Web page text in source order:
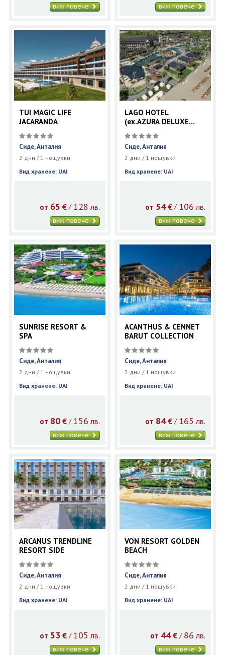
виж повече виж повече
TUI MAGIC LIFE
JACARANDA
Сиде, Анталия
2 дни / 1 нощувки
Вид хранене: UAI
от 65 €/ 128 лв.
виж повече
LAGO HOTEL
(ex.AZURA DELUXE
Сиде, Анталия
2 дни / 1 нощувки
Вид хранене: UAI
от 54 € / 106 лв.
виж повече
SUNRISE RESORT &
SPA
Сиде, Анталия
2 дни / 1 нощувки
Вид хранене: UAI
от 80 €/ 156 лв.
виж повече
ACANTHUS & CENNET
BARUT COLLECTION
Сиде, Анталия
2 дни / 1 нощувки
Вид хранене: UAI
от 84 € / 165 лв.
виж повече
ARCANUS TRENDLINE
RESORT SIDE
Сиде, Анталия
2 дни / 1 нощувки
Вид хранене: UAI
от 53 €/ 105 лв.
виж повече
VON RESORT GOLDEN
BEACH
Сиде, Анталия
2 дни / 1 нощувки
Вид хранене: UAI
от 44 € / 86 лв.
виж повече